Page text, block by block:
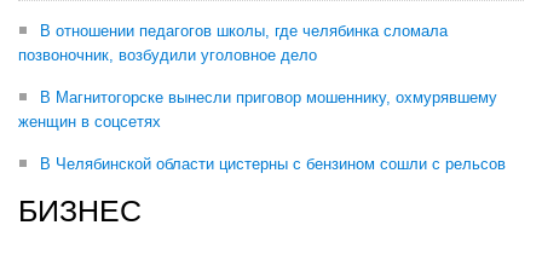
В отношении педагогов школы, где челябинка сломала
позвоночник, возбудили уголовное дело
В Магнитогорске вынесли приговор мошеннику, охмурявшему
женщин в соцсетях
В Челябинской области цистерны с бензином сошли с рельсов
БИЗНЕС